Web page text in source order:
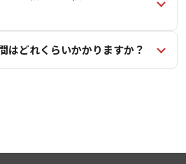
はどれくらいかかりますか？